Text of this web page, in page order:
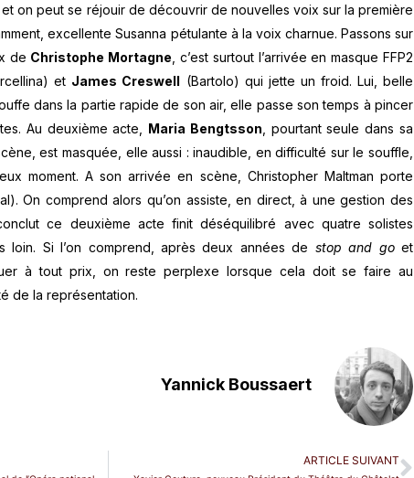
on peut se réjouir de découvrir de nouvelles voix sur la première
excellente Susanna pétulante à la voix charnue. Passons sur
de Christophe Mortagne , c’est surtout l’arrivée en masque FFP2
et James Creswell (Bartolo) qui jette un froid. Lui, belle
dans la partie rapide de son air, elle passe son temps à pincer
Au deuxième acte, Maria Bengtsson , pourtant seule dans sa
est masquée, elle aussi : inaudible, en difficulté sur le souffle,
moment. A son arrivée en scène, Christopher Maltman porte
On comprend alors qu’on assiste, en direct, à une gestion des
ce deuxième acte finit déséquilibré avec quatre solistes
loin. Si l’on comprend, après deux années de stop and goet
à tout prix, on reste perplexe lorsque cela doit se faire au
de la représentation.
Yannick Boussaert
ARTICLE SUIVANT